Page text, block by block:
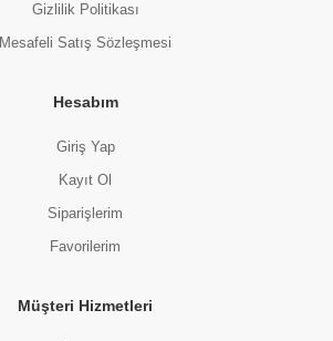
Gizlilik Politikası
Mesafeli Satış Sözleşmesi
Hesabım
Giriş Yap
Kayıt Ol
Siparişlerim
Favorilerim
Müşteri Hizmetleri